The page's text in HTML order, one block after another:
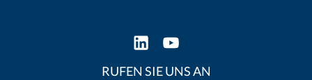
RUFEN SIE UNS AN